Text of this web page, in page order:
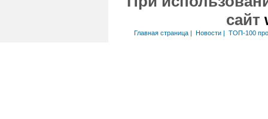
сайт
Главная страница| Новости| ТОП-100